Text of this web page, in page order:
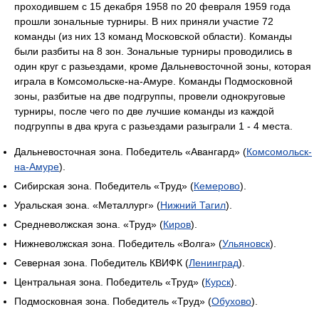
проходившем с 15 декабря 1958 по 20 февраля 1959 года
прошли зональные турниры. В них приняли участие 72
команды (из них 13 команд Московской области). Команды
были разбиты на 8 зон. Зональные турниры проводились в
один круг с разьездами, кроме Дальневосточной зоны, которая
играла в Комсомольске-на-Амуре. Команды Подмосковной
зоны, разбитые на две подгруппы, провели однокруговые
турниры, после чего по две лучшие команды из каждой
подгруппы в два круга с разьездами разыграли 1 - 4 места.
Дальневосточная зона. Победитель «Авангард» (Комсомольск-
на-Амуре).
Сибирская зона. Победитель «Труд» (Кемерово).
Уральская зона. «Металлург» (Нижний Тагил).
Средневолжская зона. «Труд» (Киров).
Нижневолжская зона. Победитель «Волга» (Ульяновск).
Северная зона. Победитель КВИФК (Ленинград).
Центральная зона. Победитель «Труд» (Курск).
Подмосковная зона. Победитель «Труд» (Обухово).